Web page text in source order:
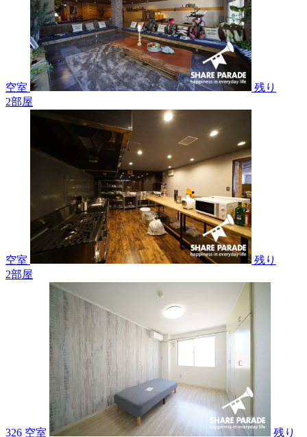
空室
残り
2部屋
空室
残り
2部屋
326 空室
残り